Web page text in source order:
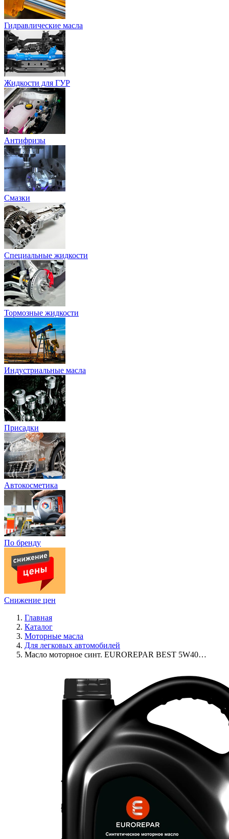
Гидравлические масла
Жидкости для ГУР
Антифризы
Смазки
Специальные жидкости
Тормозные жидкости
Индустриальные масла
Присадки
Автокосметика
По бренду
Снижение цен
Главная
Каталог
Моторные масла
Для легковых автомобилей
Масло моторное синт. EUROREPAR BEST 5W40…